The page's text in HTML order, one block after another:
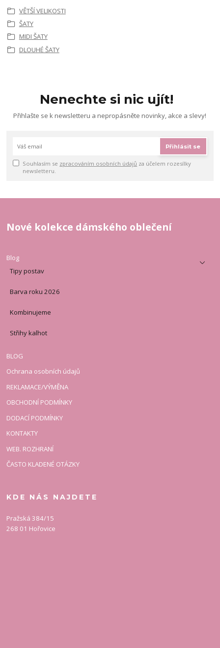
VĚTŠÍ VELIKOSTI
ŠATY
MIDI ŠATY
DLOUHÉ ŠATY
Nenechte si nic ujít!
Přihlašte se k newsletteru a nepropásněte novinky, akce a slevy!
Přihlásit se
Souhlasím se zpracováním osobních údajů za účelem rozesílky
newsletteru.
Nové kolekce dámského oblečení
Blog
Tipy postav
Barva roku 2026
Kombinujeme
Střihy kalhot
BLOG
Ochrana osobních údajů
REKLAMACE/VÝMĚNA
OBCHODNÍ PODMÍNKY
DODACÍ PODMÍNKY
KONTAKTY
WEB. ROZHRANÍ
ČASTO KLADENÉ OTÁZKY
KDE NÁS NAJDETE
Pražská 384/15
268 01 Hořovice